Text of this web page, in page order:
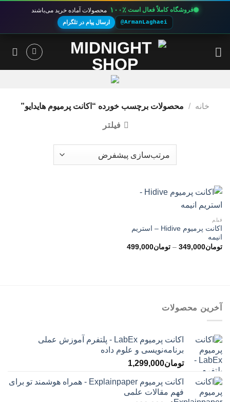
فروشگاه کاملاً فعال است ۱۰۰٪ محصولات آماده خرید می‌باشند
@ArmanLaghaei ارسال پیام در تلگرام
خانه / محصولات برچسب خورده “اکانت پرمیوم هایدایو”
فیلتر
فیلم
اکانت پرمیوم Hidive – استریم
انیمه
تومان349,000
– تومان499,000محدوده
آخرین محصولات
اکانت پرمیوم LabEx - پلتفرم آموزش عملی
برنامه‌نویسی و علوم داده
تومان1,299,000
اکانت پرمیوم Explainpaper - همراه هوشمند تو برای
فهم مقالات علمی